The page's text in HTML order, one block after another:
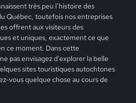
très peu l’histoire des
Québec, toutefois nos entreprises
offrent aux visiteurs des
et uniques, exactement ce que
ce moment. Dans cette
pas envisagez d’explorer la belle
sites touristiques autochtones
vous quelque chose au cours de